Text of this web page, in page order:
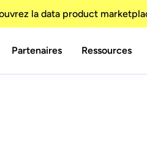
la data product
Partenaires Ressources